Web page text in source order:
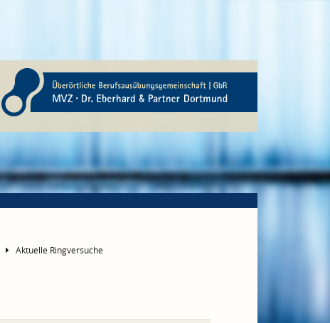
Aktuelle Ringversuche